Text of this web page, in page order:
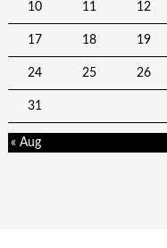
10 11 12
17 18 19
24 25 26
31
« Aug